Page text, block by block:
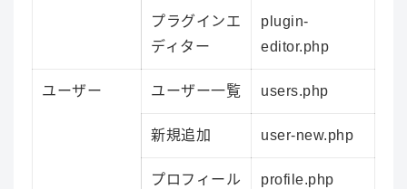
プラグインエ
ディター
plugin-
editor.php
ユーザー ユーザー一覧 users.php
新規追加 user-new.php
プロフィール profile.php